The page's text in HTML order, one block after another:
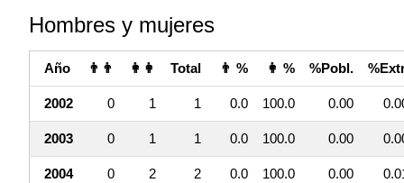
Hombres y mujeres
Año 👨👨 👩👩 Total 👨 % 👩 % %Pobl.
2002 0 1 1 0.0 100.0 0.00
2003 0 1 1 0.0 100.0 0.00
2004 0 2 2 0.0 100.0 0.00